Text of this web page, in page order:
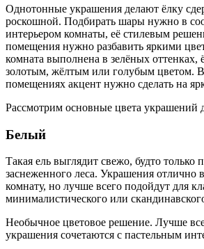
Однотонные украшения делают ёлку
роскошной. Подбирать шары нужно в
интерьером комнаты, её стилевым
помещения нужно разбавить яркими
комната выполнена в зелёных оттенках,
золотым, жёлтым или голубым цветом.
помещениях акцент нужно сделать на
Рассмотрим основные цвета украшений
Белый
Такая ель выглядит свежо, будто только
заснеженного леса. Украшения
комнату, но лучше всего подойдут для
минималистического или
Необычное цветовое решение. Лучше
украшения сочетаются с пастельным